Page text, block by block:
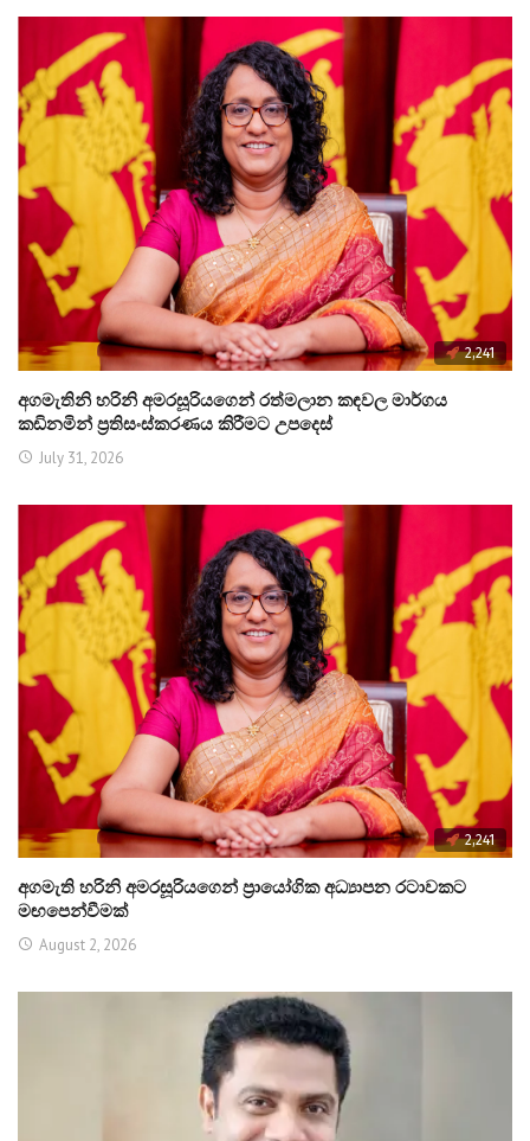
2,241
අගමැතිනි හරිනි අමරසූරියගෙන් රත්මලාන කඳවල මාර්ගය
කඩිනමින් ප්‍රතිසංස්කරණය කිරීමට උපදෙස්
July 31, 2026
2,241
අගමැති හරිනි අමරසූරියගෙන් ප්‍රායෝගික අධ්‍යාපන රටාවකට
මඟපෙන්වීමක්
August 2, 2026